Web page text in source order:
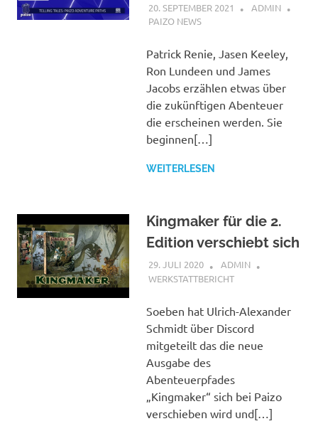
20. SEPTEMBER 2021
ADMIN
PAIZO NEWS
Patrick Renie, Jasen Keeley,
Ron Lundeen und James
Jacobs erzählen etwas über
die zukünftigen Abenteuer
die erscheinen werden. Sie
beginnen[…]
WEITERLESEN
Kingmaker für die 2.
Edition verschiebt sich
29. JULI 2020
ADMIN
WERKSTATTBERICHT
Soeben hat Ulrich-Alexander
Schmidt über Discord
mitgeteilt das die neue
Ausgabe des
Abenteuerpfades
„Kingmaker“ sich bei Paizo
verschieben wird und[…]